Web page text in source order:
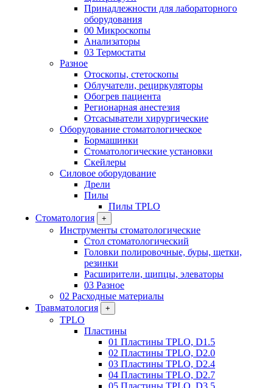
Принадлежности для лабораторного
оборудования
00 Микроскопы
Анализаторы
03 Термостаты
Разное
Отоскопы, стетоскопы
Облучатели, рециркуляторы
Обогрев пациента
Регионарная анестезия
Отсасыватели хирургические
Оборудование стоматологическое
Бормашинки
Стоматологические установки
Скейлеры
Силовое оборудование
Дрели
Пилы
Пилы TPLO
Стоматология
+
Инструменты стоматологические
Стол стоматологический
Головки полировочные, буры, щетки,
резинки
Расширители, щипцы, элеваторы
03 Разное
02 Расходные материалы
Травматология
+
TPLO
Пластины
01 Пластины TPLO, D1.5
02 Пластины TPLO, D2.0
03 Пластины TPLO, D2.4
04 Пластины TPLO, D2.7